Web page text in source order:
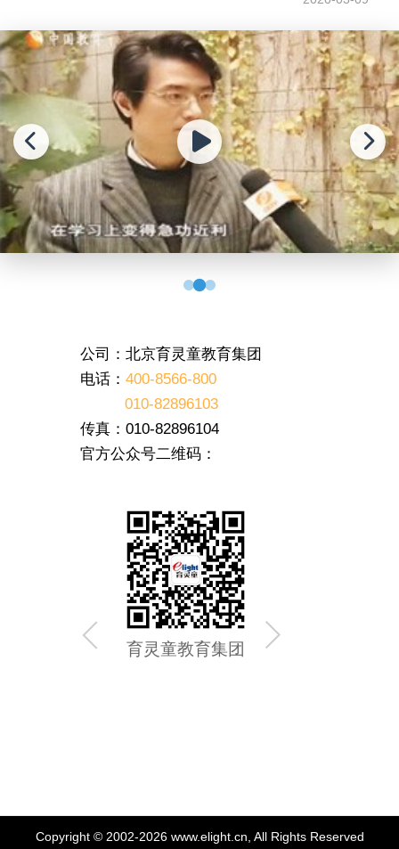
公司：北京育灵童教育集团
电话： 400-8566-800
010-82896103
传真：010-82896104
官方公众号二维码：
育灵童教育集团
Copyright © 2002-2026 www.elight.cn, All Rights Reserved